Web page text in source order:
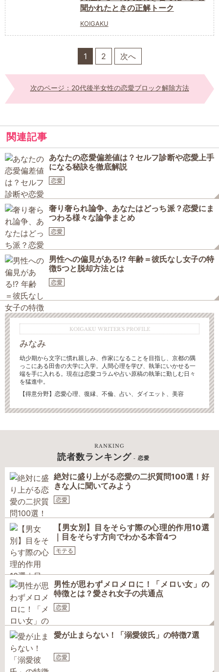
聞かれたときの正解トーク
KOIGAKU
1 2 次へ
次のページ：20代後半女性の恋愛ブロック解除方法
関連記事
あなたの恋愛偏差値は？セルフ診断や恋愛上手
になる秘訣を徹底解説
恋愛
奢り奢られ論争、あなたはどっち派？恋愛にま
つわる様々な論争まとめ
恋愛
男性への偏見がある!? 年齢＝彼氏なし女子の特
徴5つと脱却方法とは
恋愛
KOIGAKU WRITER'S PROFILE
みなみ
幼少期から文字に慣れ親しみ、作家になることを目指し、京都の隅
っこにある田舎の大学に入学。人間心理を学び、執筆にいかせる一
端を手に入れる。現在は恋愛コラムや占い原稿の執筆に勤しむ日々
を猛進中。
【得意分野】恋愛心理、復縁、不倫、占い、ダイエット、美容
RANKING
読者数ランキング - 恋愛
絶対に盛り上がる恋愛の二択質問100選！好
きな人に聞いてみよう
恋愛
【男女別】目をそらす際の心理的作用10選
｜目をそらす方向でわかる本音4つ
モテる
男性が思わずメロメロに！「メロい女」の
特徴とは？愛され女子の共通点
恋愛
愛が止まらない！「溺愛彼氏」の特徴7選
恋愛